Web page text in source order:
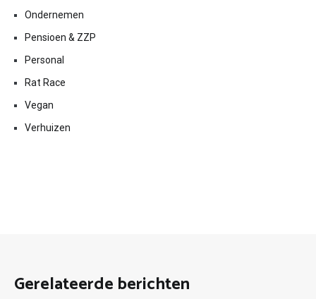
Ondernemen
Pensioen & ZZP
Personal
Rat Race
Vegan
Verhuizen
Gerelateerde berichten